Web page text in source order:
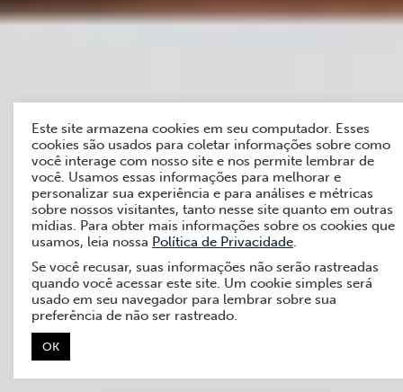
Este site armazena cookies em seu computador. Esses
cookies são usados para coletar informações sobre como
você interage com nosso site e nos permite lembrar de
você. Usamos essas informações para melhorar e
personalizar sua experiência e para análises e métricas
sobre nossos visitantes, tanto nesse site quanto em outras
mídias. Para obter mais informações sobre os cookies que
usamos, leia nossa Política de Privacidade.
Se você recusar, suas informações não serão rastreadas
quando você acessar este site. Um cookie simples será
usado em seu navegador para lembrar sobre sua
preferência de não ser rastreado.
OK